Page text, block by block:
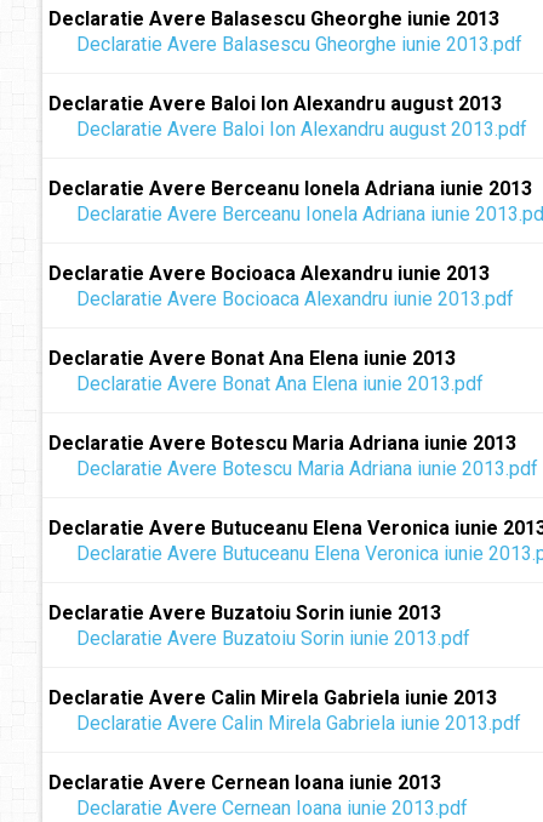
Declaratie Avere Balasescu Gheorghe iunie 2013
Declaratie Avere Balasescu Gheorghe iunie 2013.pdf
Declaratie Avere Baloi Ion Alexandru august 2013
Declaratie Avere Baloi Ion Alexandru august 2013.pdf
Declaratie Avere Berceanu Ionela Adriana iunie 2013
Declaratie Avere Berceanu Ionela Adriana iunie
Declaratie Avere Bocioaca Alexandru iunie 2013
Declaratie Avere Bocioaca Alexandru iunie 2013.pdf
Declaratie Avere Bonat Ana Elena iunie 2013
Declaratie Avere Bonat Ana Elena iunie 2013.pdf
Declaratie Avere Botescu Maria Adriana iunie 2013
Declaratie Avere Botescu Maria Adriana iunie 2013.pdf
Declaratie Avere Butuceanu Elena Veronica iunie
Declaratie Avere Butuceanu Elena Veronica iunie
Declaratie Avere Buzatoiu Sorin iunie 2013
Declaratie Avere Buzatoiu Sorin iunie 2013.pdf
Declaratie Avere Calin Mirela Gabriela iunie 2013
Declaratie Avere Calin Mirela Gabriela iunie 2013.pdf
Declaratie Avere Cernean Ioana iunie 2013
Declaratie Avere Cernean Ioana iunie 2013.pdf